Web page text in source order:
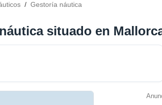
/ Gestoría náutica
situado en